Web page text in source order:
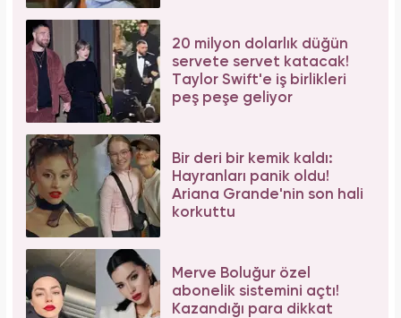
20 milyon dolarlık düğün
servete servet katacak!
Taylor Swift'e iş birlikleri
peş peşe geliyor
Bir deri bir kemik kaldı:
Hayranları panik oldu!
Ariana Grande'nin son hali
korkuttu
Merve Boluğur özel
abonelik sistemini açtı!
Kazandığı para dikkat